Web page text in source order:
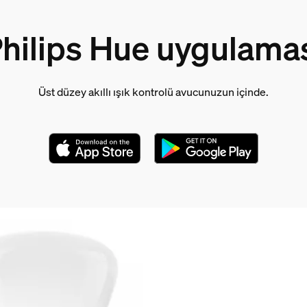
Hue
Üst düzey akıllı ışık kontrolü avucunuzun içinde.